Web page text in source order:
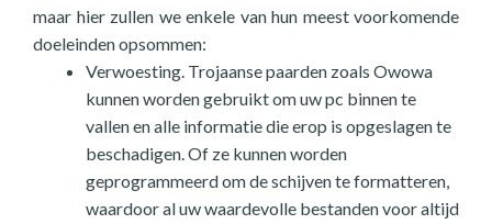
maar hier zullen we enkele van hun meest voorkomende
doeleinden opsommen:
Verwoesting. Trojaanse paarden zoals Owowa
kunnen worden gebruikt om uw pc binnen te
vallen en alle informatie die erop is opgeslagen te
beschadigen. Of ze kunnen worden
geprogrammeerd om de schijven te formatteren,
waardoor al uw waardevolle bestanden voor altijd